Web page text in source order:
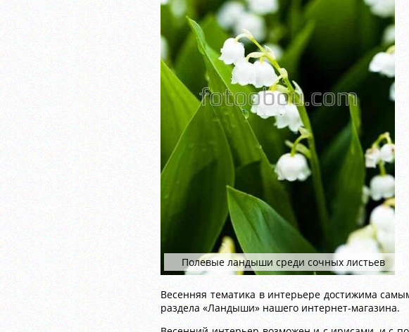
Полевые ландыши среди сочных листьев
Весенняя тематика в интерьере достижима
раздела «Ландыши» нашего интернет-магазина.